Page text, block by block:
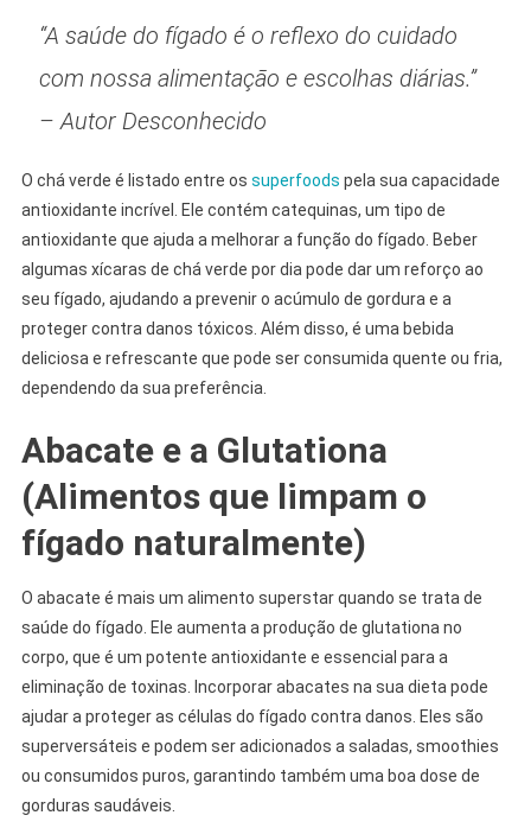
“A saúde do fígado é o reflexo do cuidado
com nossa alimentação e escolhas diárias.”
– Autor Desconhecido
O chá verde é listado entre os superfoods pela sua capacidade
antioxidante incrível. Ele contém catequinas, um tipo de
antioxidante que ajuda a melhorar a função do fígado. Beber
algumas xícaras de chá verde por dia pode dar um reforço ao
seu fígado, ajudando a prevenir o acúmulo de gordura e a
proteger contra danos tóxicos. Além disso, é uma bebida
deliciosa e refrescante que pode ser consumida quente ou fria,
dependendo da sua preferência.
Abacate e a Glutationa
(Alimentos que limpam o
fígado naturalmente)
O abacate é mais um alimento superstar quando se trata de
saúde do fígado. Ele aumenta a produção de glutationa no
corpo, que é um potente antioxidante e essencial para a
eliminação de toxinas. Incorporar abacates na sua dieta pode
ajudar a proteger as células do fígado contra danos. Eles são
superversáteis e podem ser adicionados a saladas, smoothies
ou consumidos puros, garantindo também uma boa dose de
gorduras saudáveis.